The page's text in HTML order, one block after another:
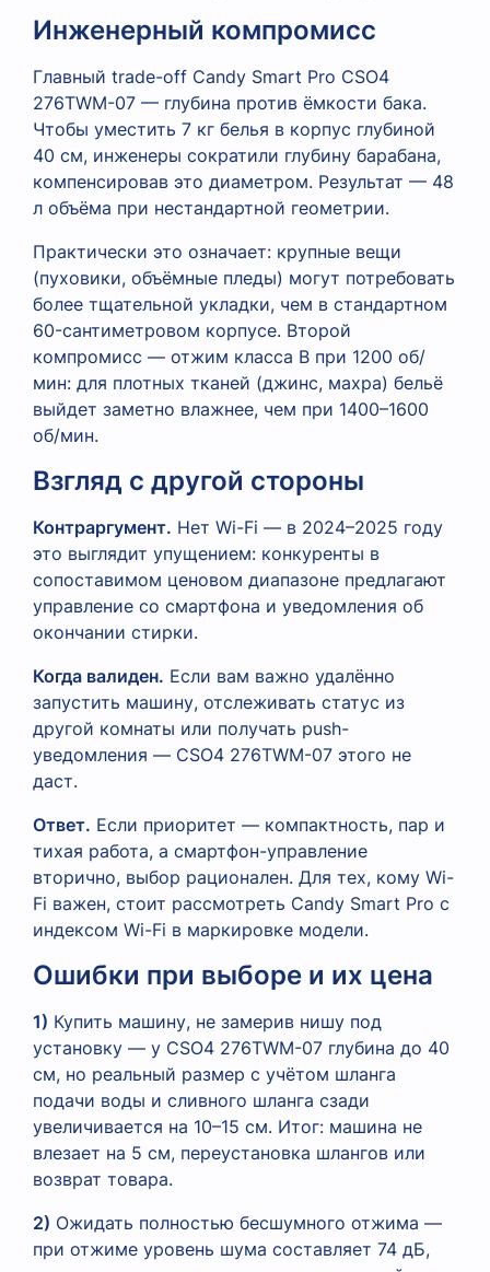
Инженерный компромисс
Главный trade-off Candy Smart Pro CSO4
276TWM-07 — глубина против ёмкости бака.
Чтобы уместить 7 кг белья в корпус глубиной
40 см, инженеры сократили глубину барабана,
компенсировав это диаметром. Результат — 48
л объёма при нестандартной геометрии.
Практически это означает: крупные вещи
(пуховики, объёмные пледы) могут потребовать
более тщательной укладки, чем в стандартном
60-сантиметровом корпусе. Второй
компромисс — отжим класса B при 1200 об/
мин: для плотных тканей (джинс, махра) бельё
выйдет заметно влажнее, чем при 1400–1600
об/мин.
Взгляд с другой стороны
Контраргумент. Нет Wi-Fi — в 2024–2025 году
это выглядит упущением: конкуренты в
сопоставимом ценовом диапазоне предлагают
управление со смартфона и уведомления об
окончании стирки.
Когда валиден. Если вам важно удалённо
запустить машину, отслеживать статус из
другой комнаты или получать push-
уведомления — CSO4 276TWM-07 этого не
даст.
Ответ. Если приоритет — компактность, пар и
тихая работа, а смартфон-управление
вторично, выбор рационален. Для тех, кому Wi-
Fi важен, стоит рассмотреть Candy Smart Pro с
индексом Wi-Fi в маркировке модели.
Ошибки при выборе и их цена
1) Купить машину, не замерив нишу под
установку — у CSO4 276TWM-07 глубина до 40
см, но реальный размер с учётом шланга
подачи воды и сливного шланга сзади
увеличивается на 10–15 см. Итог: машина не
влезает на 5 см, переустановка шлангов или
возврат товара.
2) Ожидать полностью бесшумного отжима —
при отжиме уровень шума составляет 74 дБ,